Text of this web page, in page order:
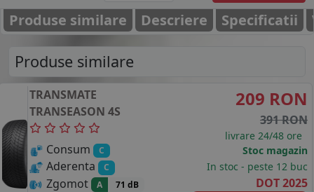
Produse similare Descriere Specificatii
Produse similare
TRANSMATE
TRANSEASON 4S
Consum C
Aderenta C
Zgomot A 71 dB
209 RON
391 RON
livrare 24/48 ore
Stoc magazin
In stoc - peste 12 buc
DOT 2025